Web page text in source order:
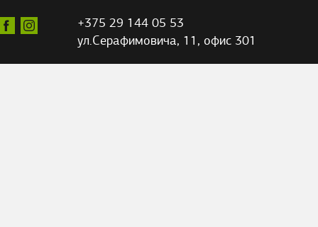
+375 29 144 05 53
ул.Серафимовича, 11, офис 301